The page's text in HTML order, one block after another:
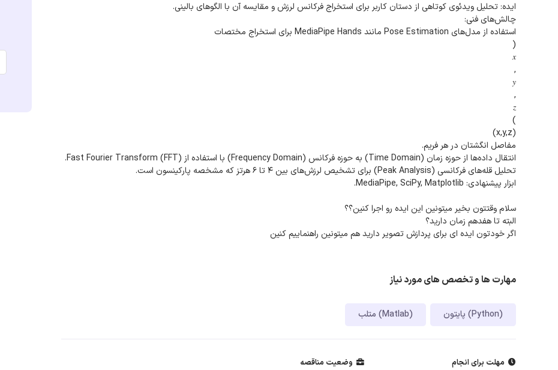
ایده: تحلیل ویدئوی کوتاهی از دستان کاربر برای استخراج فرکانس لرزش و مقایسه آن با الگوهای بالینی.
چالش‌های فنی:
استفاده از مدل‌های Pose Estimation مانند MediaPipe Hands برای استخراج مختصات
(
𝑥
,
𝑦
,
𝑧
)
(x,y,z)
مفاصل انگشتان در هر فریم.
انتقال داده‌ها از حوزه زمان (Time Domain) به حوزه فرکانس (Frequency Domain) با استفاده از Fast Fourier Transform (FFT).
تحلیل قله‌های فرکانسی (Peak Analysis) برای تشخیص لرزش‌های بین ۴ تا ۶ هرتز که مشخصه پارکینسون است.
ابزار پیشنهادی: MediaPipe, SciPy, Matplotlib.
سلام وقتتون بخیر میتونین این ایده رو اجرا کنین؟؟
البته تا هفدهم زمان دارید؟
اگر خودتون ایده ای برای پردازش تصویر دارید هم میتونین راهنماییم کنین
مهارت ها و تخصص های مورد نیاز
پایتون (Python) متلب (Matlab)
مهلت برای انجام وضعیت مناقصه